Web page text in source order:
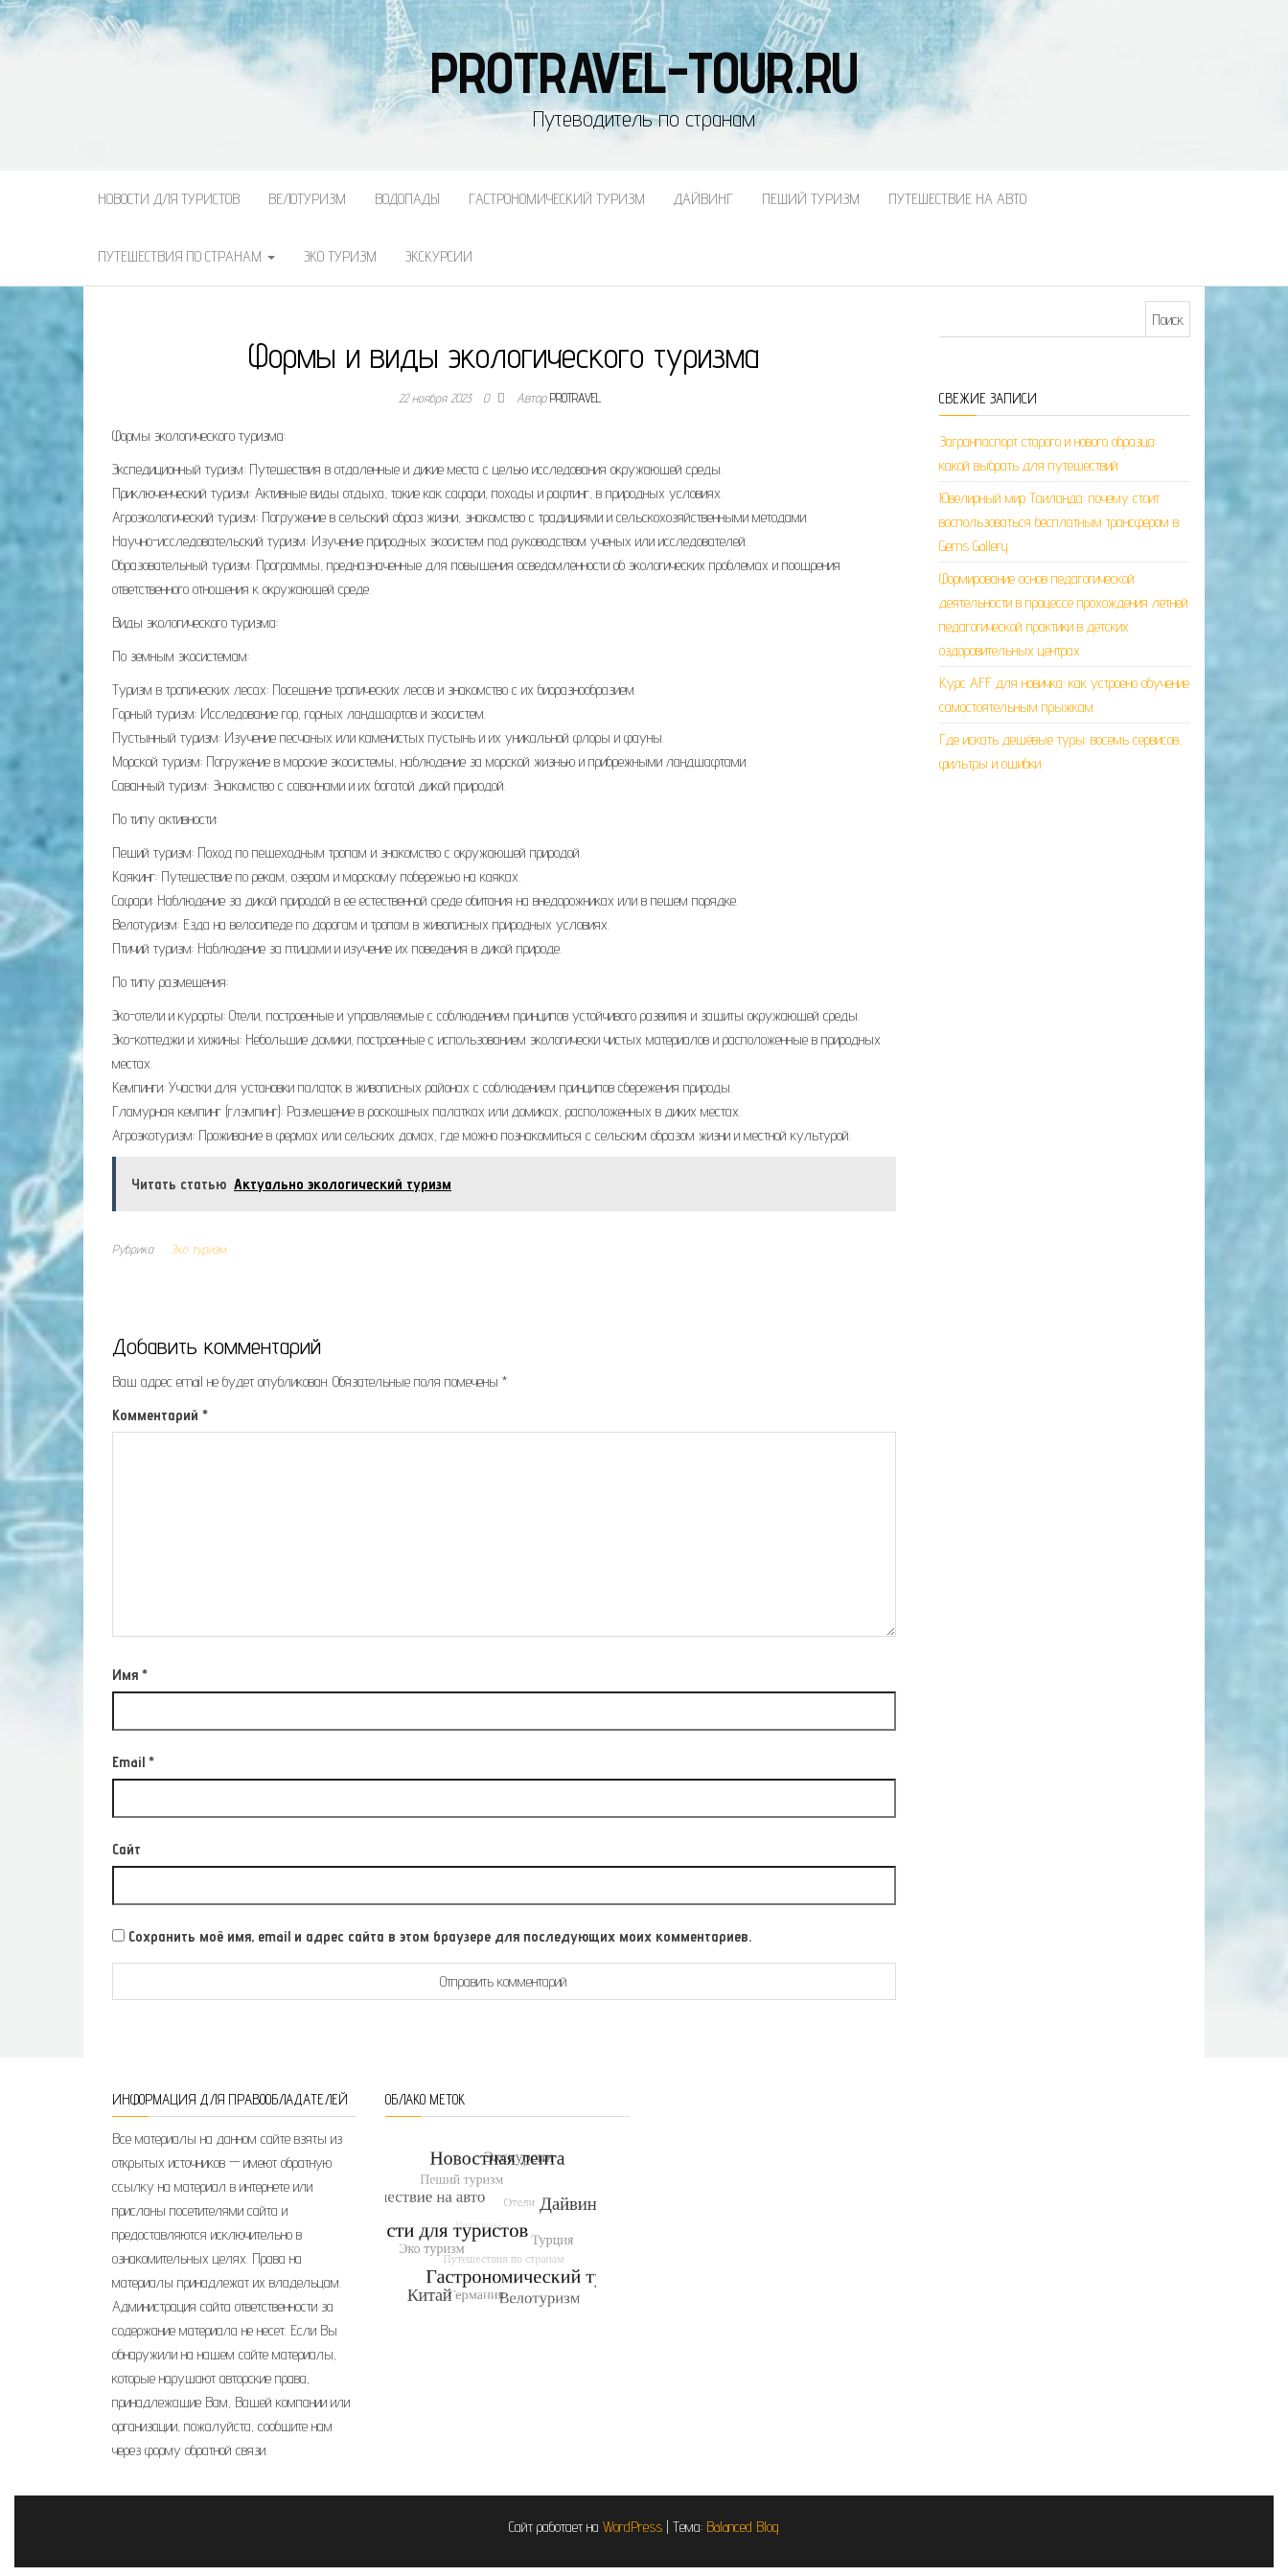
PROTRAVEL-TOUR.RU
Путеводитель по странам
НОВОСТИ ДЛЯ ТУРИСТОВ ВЕЛОТУРИЗМ ВОДОПАДЫ ГАСТРОНОМИЧЕСКИЙ ТУРИЗМ ДАЙВИНГ ПЕШИЙ ТУРИЗМ ПУТЕШЕСТВИЕ НА АВТО
ПУТЕШЕСТВИЯ ПО СТРАНАМ ЭКО ТУРИЗМ ЭКСКУРСИИ
Формы и виды экологического туризма
22 ноября 2023 0 АвторPROTRAVEL
Формы экологического туризма:
Экспедиционный туризм: Путешествия в отдаленные и дикие места с целью исследования окружающей среды.
Приключенческий туризм: Активные виды отдыха, такие как сафари, походы и рафтинг, в природных условиях.
Агроэкологический туризм: Погружение в сельский образ жизни, знакомство с традициями и сельскохозяйственными методами.
Научно-исследовательский туризм: Изучение природных экосистем под руководством ученых или исследователей.
Образовательный туризм: Программы, предназначенные для повышения осведомленности об экологических проблемах и поощрения
ответственного отношения к окружающей среде.
Виды экологического туризма:
По земным экосистемам:
Туризм в тропических лесах: Посещение тропических лесов и знакомство с их биоразнообразием.
Горный туризм: Исследование гор, горных ландшафтов и экосистем.
Пустынный туризм: Изучение песчаных или каменистых пустынь и их уникальной флоры и фауны.
Морской туризм: Погружение в морские экосистемы, наблюдение за морской жизнью и прибрежными ландшафтами.
Саванный туризм: Знакомство с саваннами и их богатой дикой природой.
По типу активности:
Пеший туризм: Поход по пешеходным тропам и знакомство с окружающей природой.
Каякинг: Путешествие по рекам, озерам и морскому побережью на каяках.
Сафари: Наблюдение за дикой природой в ее естественной среде обитания на внедорожниках или в пешем порядке.
Велотуризм: Езда на велосипеде по дорогам и тропам в живописных природных условиях.
Птичий туризм: Наблюдение за птицами и изучение их поведения в дикой природе.
По типу размещения:
Эко-отели и курорты: Отели, построенные и управляемые с соблюдением принципов устойчивого развития и защиты окружающей среды.
Эко-коттеджи и хижины: Небольшие домики, построенные с использованием экологически чистых материалов и расположенные в природных
местах.
Кемпинги: Участки для установки палаток в живописных районах с соблюдением принципов сбережения природы.
Гламурная кемпинг (глэмпинг): Размещение в роскошных палатках или домиках, расположенных в диких местах.
Агроэкотуризм: Проживание в фермах или сельских домах, где можно познакомиться с сельским образом жизни и местной культурой.
Читать статью Актуально экологический туризм
Рубрика Эко туризм
Добавить комментарий
Ваш адрес email не будет опубликован. Обязательные поля помечены *
Комментарий *
Имя *
Email *
Сайт
Сохранить моё имя, email и адрес сайта в этом браузере для последующих моих комментариев.
СВЕЖИЕ ЗАПИСИ
Загранпаспорт старого и нового образца:
какой выбрать для путешествий
Ювелирный мир Таиланда: почему стоит
воспользоваться бесплатным трансфером в
Gems Gallery
Формирование основ педагогической
деятельности в процессе прохождения летней
педагогической практики в детских
оздоровительных центрах
Курс AFF для новичка: как устроено обучение
самостоятельным прыжкам
Где искать дешёвые туры: восемь сервисов,
фильтры и ошибки
ИНФОРМАЦИЯ ДЛЯ ПРАВООБЛАДАТЕЛЕЙ
Все материалы на данном сайте взяты из
открытых источников — имеют обратную
ссылку на материал в интернете или
присланы посетителями сайта и
предоставляются исключительно в
ознакомительных целях. Права на
материалы принадлежат их владельцам.
Администрация сайта ответственности за
содержание материала не несет. Если Вы
обнаружили на нашем сайте материалы,
которые нарушают авторские права,
принадлежащие Вам, Вашей компании или
организации, пожалуйста, сообщите нам
через форму обратной связи.
ОБЛАКО МЕТОК
Сайт работает на WordPress | Тема: Balanced Blog